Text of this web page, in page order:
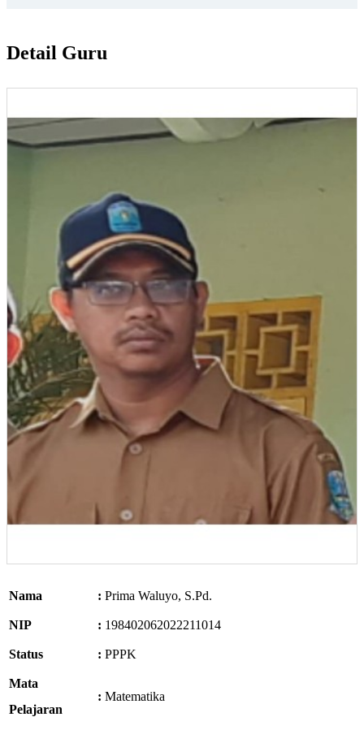
Detail Guru
Nama : Prima Waluyo, S.Pd.
NIP : 198402062022211014
Status : PPPK
Mata
Pelajaran
: Matematika